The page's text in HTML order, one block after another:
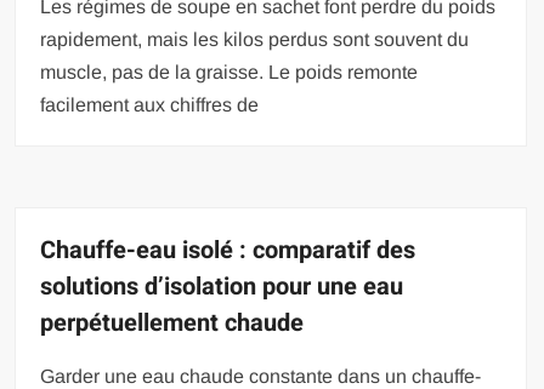
Les régimes de soupe en sachet font perdre du poids
rapidement, mais les kilos perdus sont souvent du
muscle, pas de la graisse. Le poids remonte
facilement aux chiffres de
Chauffe-eau isolé : comparatif des
solutions d’isolation pour une eau
perpétuellement chaude
Garder une eau chaude constante dans un chauffe-